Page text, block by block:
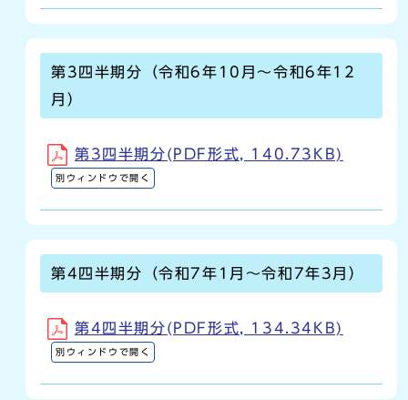
第3四半期分（令和6年10月～令和6年12
月）
第3四半期分(PDF形式, 140.73KB)
別ウィンドウで開く
第4四半期分（令和7年1月～令和7年3月）
第4四半期分(PDF形式, 134.34KB)
別ウィンドウで開く